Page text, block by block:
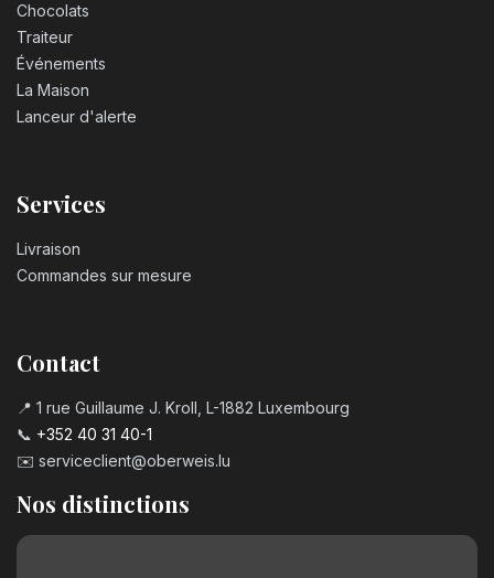
Chocolats
Traiteur
Événements
La Maison
Lanceur d'alerte
Services
Livraison
Commandes sur mesure
Contact
📍 1 rue Guillaume J. Kroll, L-1882 Luxembourg
📞 +352 40 31 40-1
✉️ serviceclient@oberweis.lu
Nos distinctions